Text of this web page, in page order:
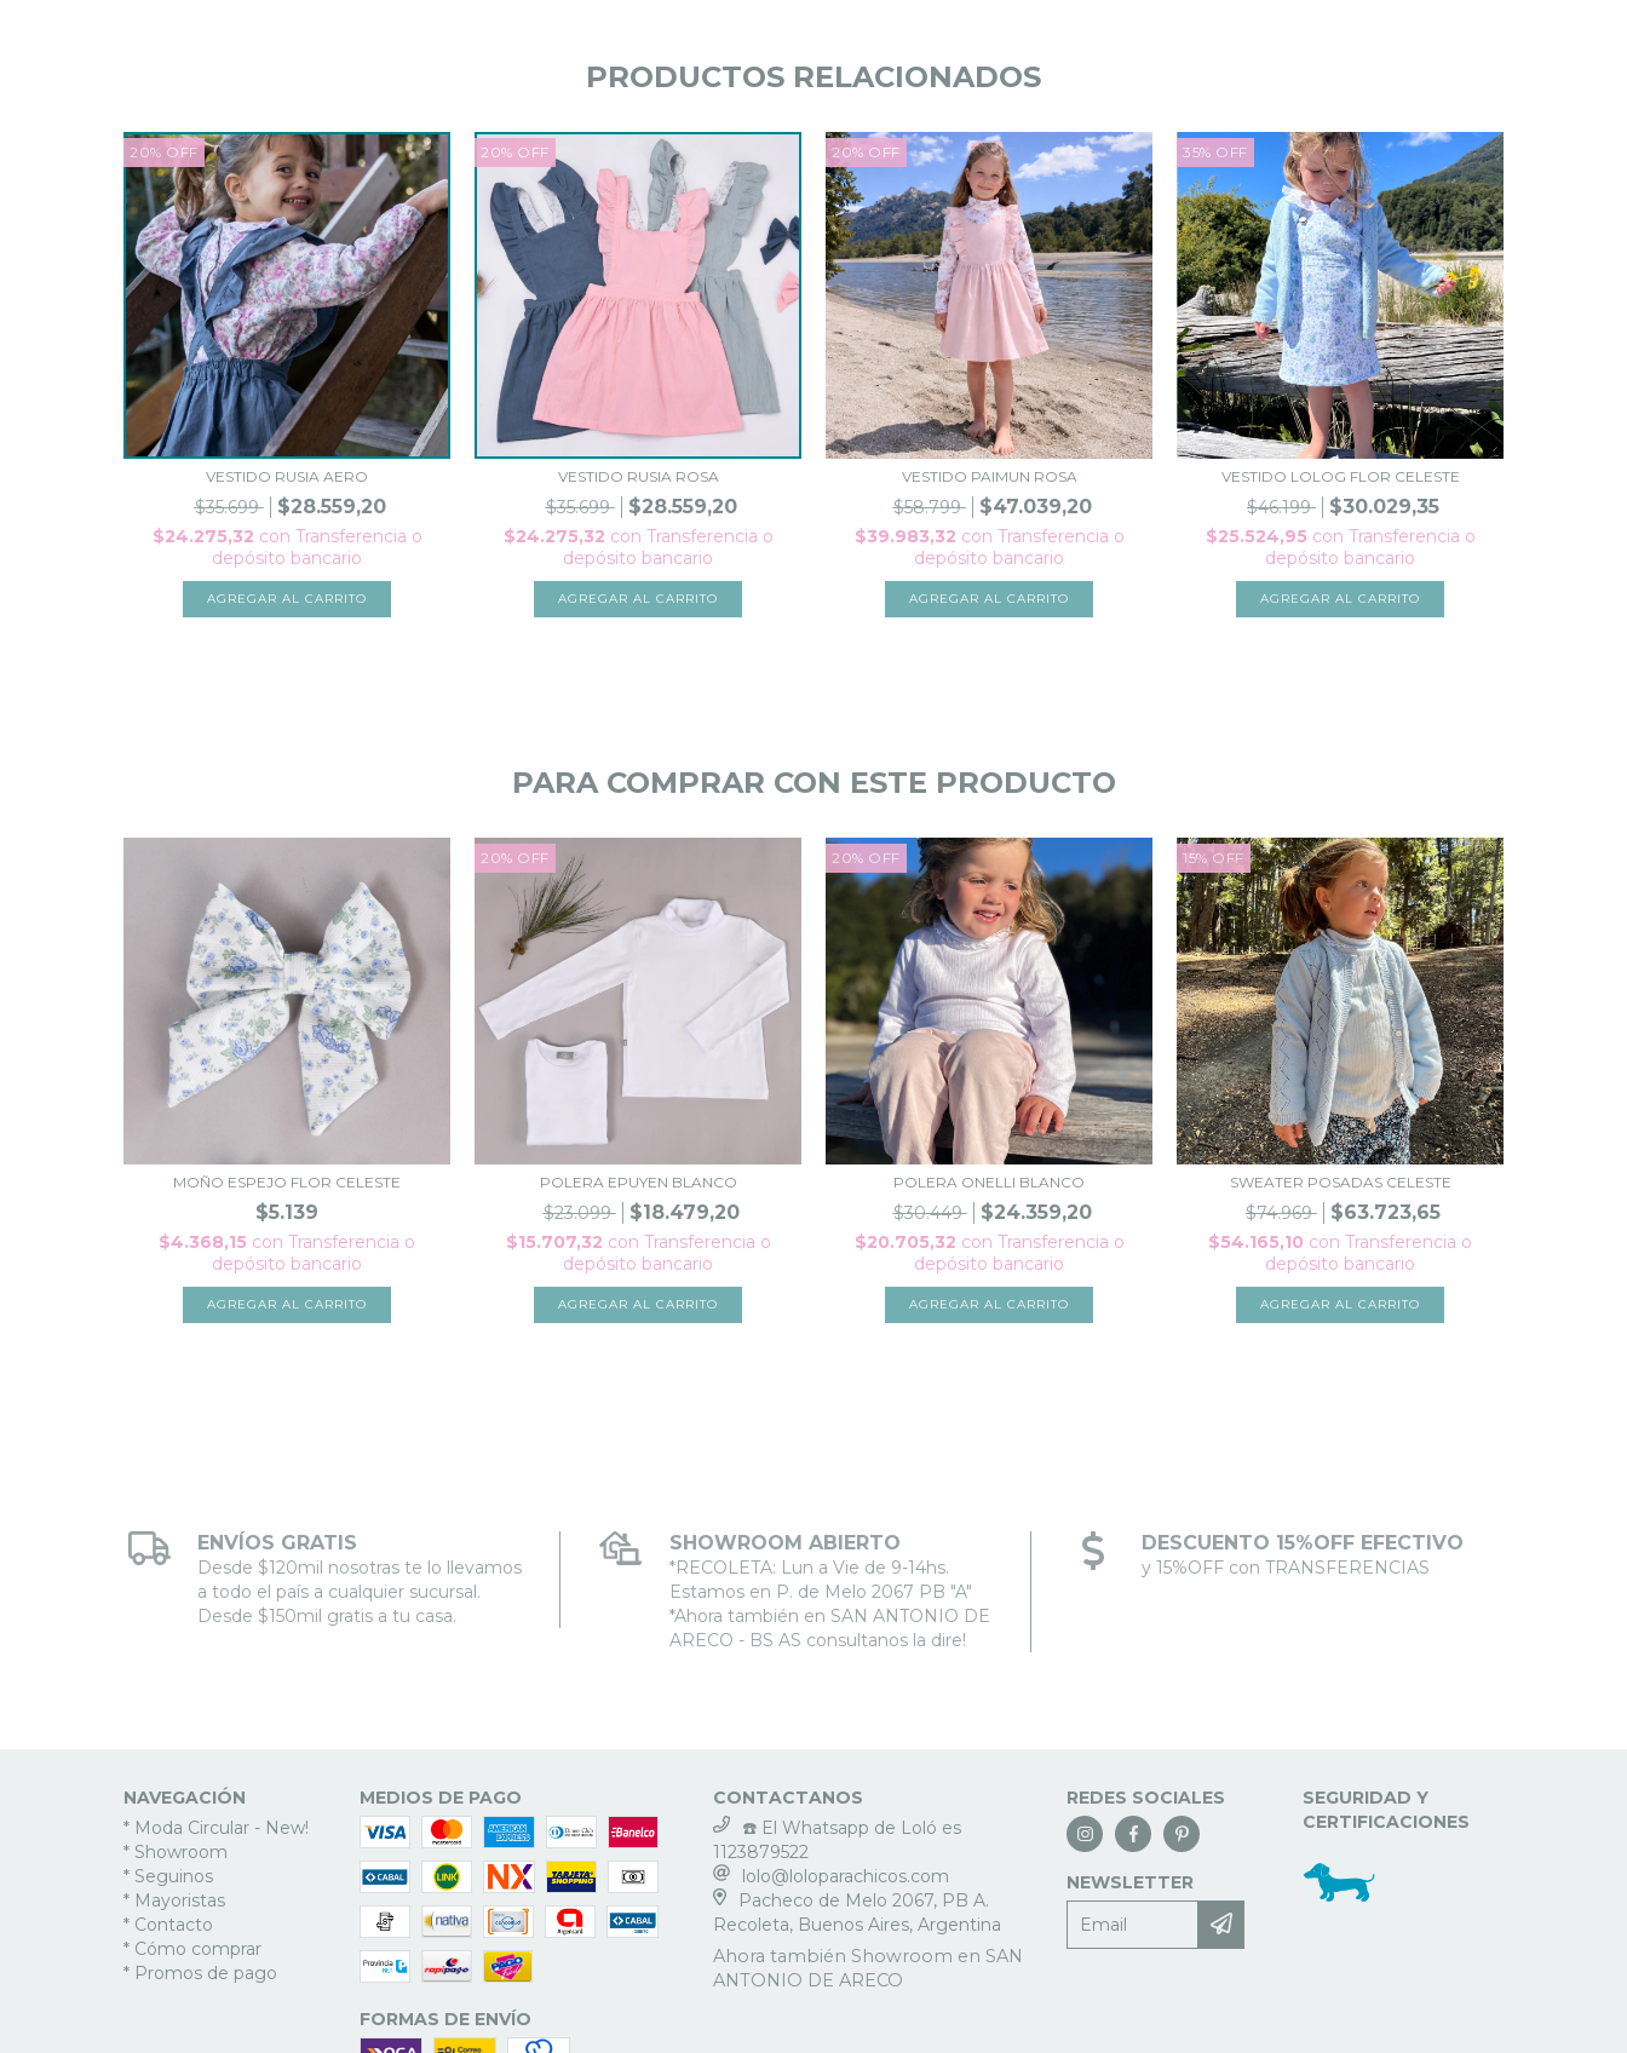
PRODUCTOS RELACIONADOS
20% OFF
VESTIDO RUSIA AERO
$35.699 $28.559,20
$24.275,32 con Transferencia o
depósito bancario
AGREGAR AL CARRITO
20% OFF
VESTIDO RUSIA ROSA
$35.699 $28.559,20
$24.275,32 con Transferencia o
depósito bancario
AGREGAR AL CARRITO
20% OFF
VESTIDO PAIMUN ROSA
$58.799 $47.039,20
$39.983,32 con Transferencia o
depósito bancario
AGREGAR AL CARRITO
35% OFF
VESTIDO LOLOG FLOR CELESTE
$46.199 $30.029,35
$25.524,95 con Transferencia o
depósito bancario
AGREGAR AL CARRITO
PARA COMPRAR CON ESTE PRODUCTO
MOÑO ESPEJO FLOR CELESTE
$5.139
$4.368,15 con Transferencia o
depósito bancario
AGREGAR AL CARRITO
20% OFF
POLERA EPUYEN BLANCO
$23.099 $18.479,20
$15.707,32 con Transferencia o
depósito bancario
AGREGAR AL CARRITO
20% OFF
POLERA ONELLI BLANCO
$30.449 $24.359,20
$20.705,32 con Transferencia o
depósito bancario
AGREGAR AL CARRITO
15% OFF
SWEATER POSADAS CELESTE
$74.969 $63.723,65
$54.165,10 con Transferencia o
depósito bancario
AGREGAR AL CARRITO
ENVÍOS GRATIS
Desde $120mil nosotras te lo llevamos
a todo el país a cualquier sucursal.
Desde $150mil gratis a tu casa.
SHOWROOM ABIERTO
*RECOLETA: Lun a Vie de 9-14hs.
Estamos en P. de Melo 2067 PB "A"
*Ahora también en SAN ANTONIO DE
ARECO - BS AS consultanos la dire!
DESCUENTO 15%OFF EFECTIVO
y 15%OFF con TRANSFERENCIAS
NAVEGACIÓN
* Moda Circular - New!
* Showroom
* Seguinos
* Mayoristas
* Contacto
* Cómo comprar
* Promos de pago
MEDIOS DE PAGO
FORMAS DE ENVÍO
CONTACTANOS
☎️ El Whatsapp de Loló es
1123879522
lolo@loloparachicos.com
Pacheco de Melo 2067, PB A.
Recoleta, Buenos Aires, Argentina
REDES SOCIALES
NEWSLETTER
SEGURIDAD Y
CERTIFICACIONES